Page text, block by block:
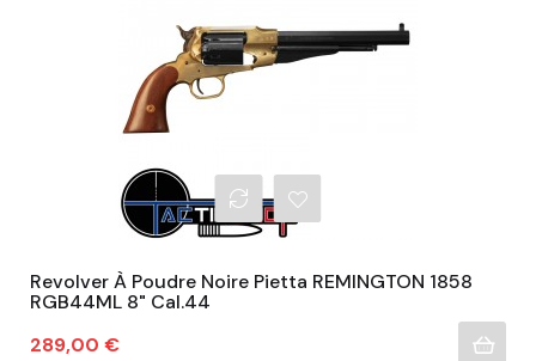
Revolver À Poudre Noire Pietta REMINGTON 1858
RGB44ML 8" Cal.44
Prix
289,00 €